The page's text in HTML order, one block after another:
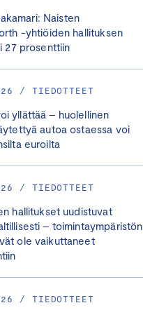
Naisten
-yhtiöiden hallituksen
27 prosenttiin
/ TIEDOTTEET
yllättää – huolellinen
autoa ostaessa voi
euroilta
/ TIEDOTTEET
hallitukset uudistuvat
– toimintaympäristön
ole vaikuttaneet
/ TIEDOTTEET